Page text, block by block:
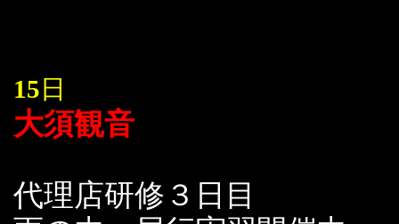
15 日
大須観音
代理店研修３日目